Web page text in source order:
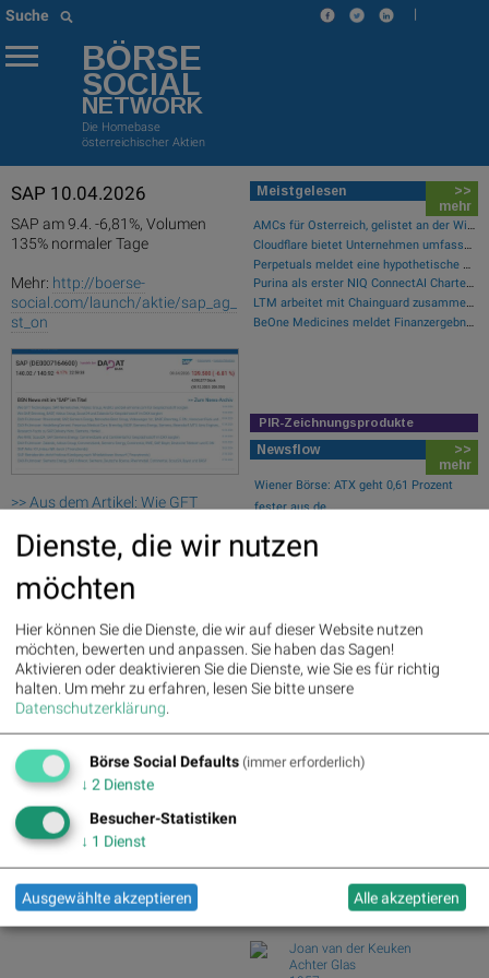
Suche |
BÖRSE
SOCIAL
NETWORK
Die Homebase
österreichischer Aktien
SAP 10.04.2026
SAP am 9.4. -6,81%, Volumen
135% normaler Tage
Mehr: http://boerse-
social.com/launch/aktie/sap_ag_
st_on
>> Aus dem Artikel: Wie GFT
Polytec Group, Andritz und bet-
at-home.com für Gesprächsstoff
sorgten
Details
Henkel : 3.89%» Details
Zalando : 2.86%» Details
Fresenius Medical Care : 2.12%
» Details
Fresenius : 1.71%» Details
Hochtief : -0.71%» Details
Rheinmetall : -0.85%
Siemens : -5.11%» Details
Siemens Energy : -1.19%»
Details
Scout24 : -6.12%
Meistgelesen
>>
mehr
AMCs für Österreich, gelistet an der Wiener Börse
Cloudflare bietet Unternehmen umfassende Transparenz zur Überprüfung und Analyse des KI-Einsatzes
Perpetuals meldet eine hypothetische Rendite von 380 % im Backtest der KI-Engine, die die risikofreie Handelsplattform „UpsideOnly“ antreibt
Purina als erster NIQ ConnectAI Charter-Kunde vorgestellt
LTM arbeitet mit Chainguard zusammen, um die Sicherheit der Software-Lieferkette durch BlueVerse™ RightLogic zu stärken
BeOne Medicines meldet Finanzergebnisse für das zweite Quartal 2026 und informiert über aktuelle Geschäftsentwicklungen
PIR-Zeichnungsprodukte
Newsflow
>>
mehr
Wiener Börse: ATX geht 0,61 Prozent
fester aus de...
Mobility ste...
Biotech, Kapsch ...
Wie VIG, AT&S, Lenzing, CA Immo,
Wienerberger und...
Börse Social Club Board
Robert Frank
The Lines of My Hand
Joan van der Keuken
Achter Glas
Dienste, die wir nutzen
möchten
Hier können Sie die Dienste, die wir auf dieser Website nutzen
möchten, bewerten und anpassen. Sie haben das Sagen!
Aktivieren oder deaktivieren Sie die Dienste, wie Sie es für richtig
halten. Um mehr zu erfahren, lesen Sie bitte unsere
Datenschutzerklärung.
Börse Social Defaults (immer erforderlich)
↓ 2 Dienste
Besucher-Statistiken
↓ 1 Dienst
Ausgewählte akzeptieren Alle akzeptieren